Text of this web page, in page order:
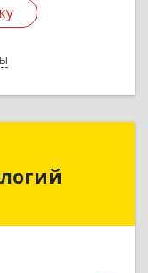
Центр